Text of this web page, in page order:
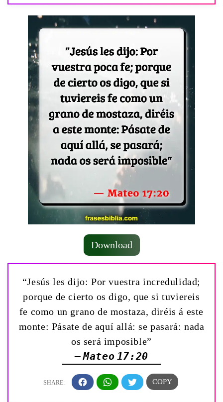
Download
“Jesús les dijo: Por vuestra incredulidad;
porque de cierto os digo, que si tuviereis
fe como un grano de mostaza, diréis á este
monte: Pásate de aquí allá: se pasará: nada
os será imposible”
— Mateo 17:20